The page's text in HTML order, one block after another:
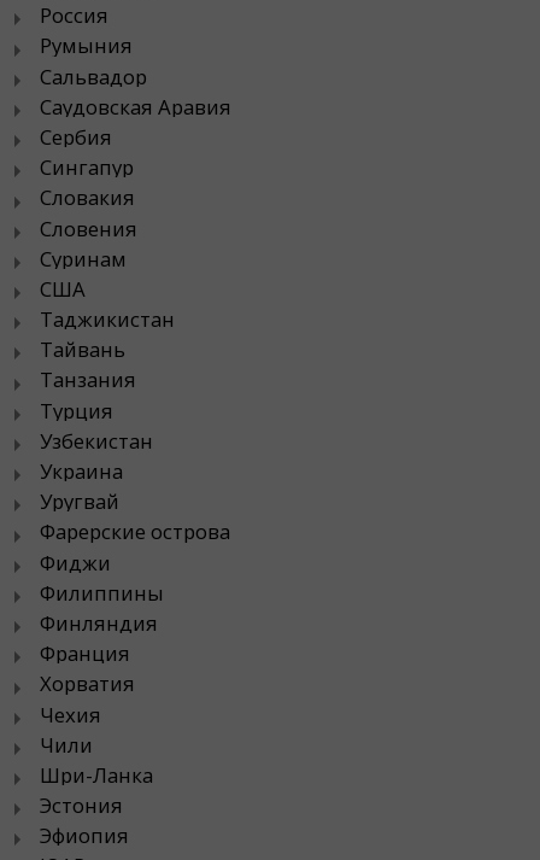
Россия
Румыния
Сальвадор
Саудовская Аравия
Сербия
Сингапур
Словакия
Словения
Суринам
США
Таджикистан
Тайвань
Танзания
Турция
Узбекистан
Украина
Уругвай
Фарерские острова
Фиджи
Филиппины
Финляндия
Франция
Хорватия
Чехия
Чили
Шри-Ланка
Эстония
Эфиопия